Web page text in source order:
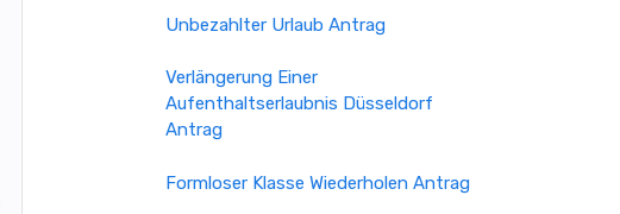
Unbezahlter Urlaub Antrag
Verlängerung Einer
Aufenthaltserlaubnis Düsseldorf
Antrag
Formloser Klasse Wiederholen Antrag